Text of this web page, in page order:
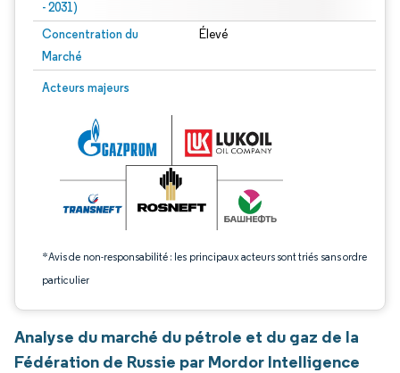
- 2031)
Concentration du
Marché
Élevé
Acteurs majeurs
*Avis de non-responsabilité : les principaux acteurs sont triés sans ordre
particulier
Image © Mordor Intelligence. La réutilisation nécessite une attribution sous CC
Analyse du marché du pétrole et du gaz de la
Fédération de Russie par Mordor Intelligence